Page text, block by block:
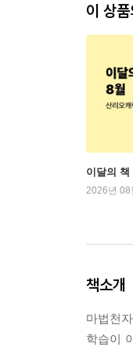
이 상
이달의 책
2026년 08
책소개
마법천
학습이